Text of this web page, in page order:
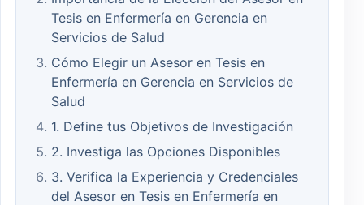
Tesis en Enfermería en Gerencia en
Servicios de Salud
Cómo Elegir un Asesor en Tesis en
Enfermería en Gerencia en Servicios de
Salud
1. Define tus Objetivos de Investigación
2. Investiga las Opciones Disponibles
3. Verifica la Experiencia y Credenciales
del Asesor en Tesis en Enfermería en